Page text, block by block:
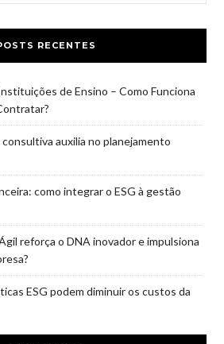
RECENTES
de Ensino – Como Funciona
auxilia no planejamento
como integrar o ESG à gestão
reforça o DNA inovador e impulsiona
ESG podem diminuir os custos da